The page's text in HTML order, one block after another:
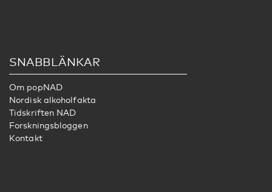
SNABBLÄNKAR
Om popNAD
Nordisk alkoholfakta
Tidskriften NAD
Forskningsbloggen
Kontakt